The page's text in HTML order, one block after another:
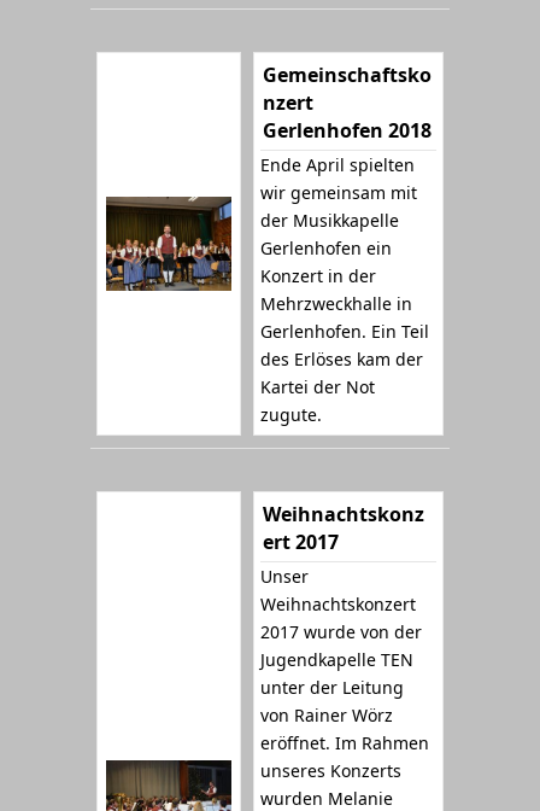
Gemeinschaftsko
nzert
Gerlenhofen 2018
Ende April spielten
wir gemeinsam mit
der Musikkapelle
Gerlenhofen ein
Konzert in der
Mehrzweckhalle in
Gerlenhofen. Ein Teil
des Erlöses kam der
Kartei der Not
zugute.
Weihnachtskonz
ert 2017
Unser
Weihnachtskonzert
2017 wurde von der
Jugendkapelle TEN
unter der Leitung
von Rainer Wörz
eröffnet. Im Rahmen
unseres Konzerts
wurden Melanie